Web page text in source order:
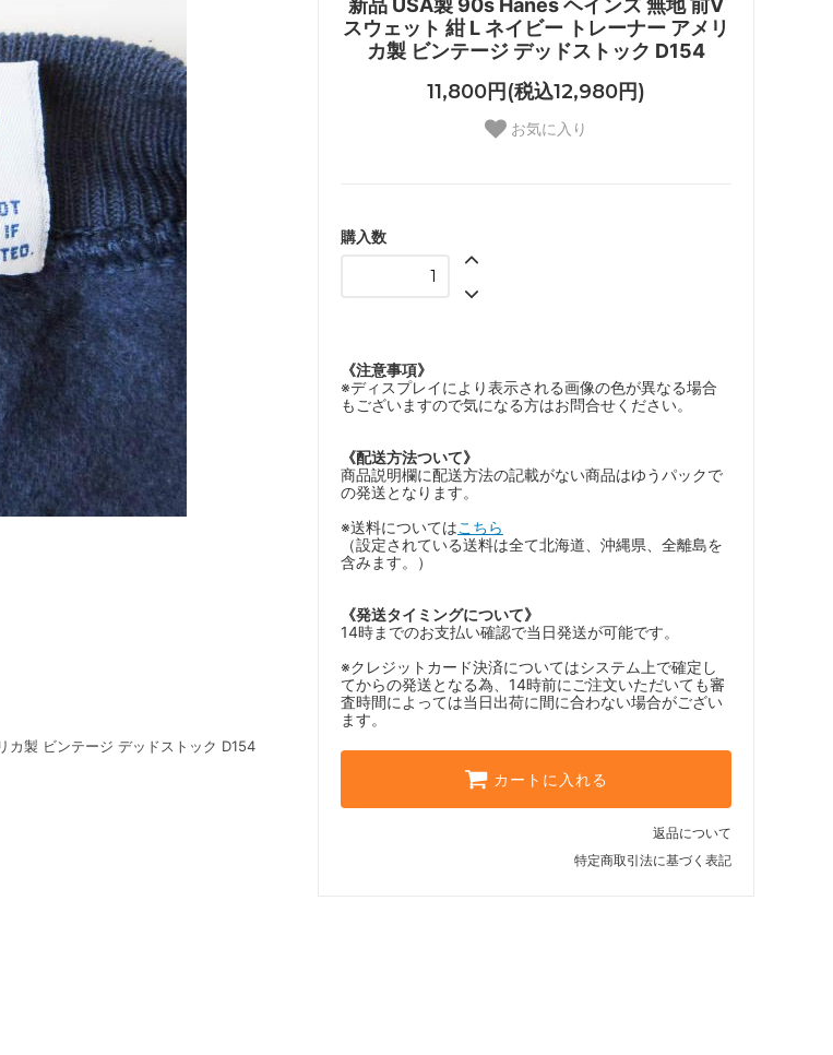
新品 USA製 90s Hanes ヘインズ 無地 前V
スウェット 紺 L ネイビー トレーナー アメリ
カ製 ビンテージ デッドストック D154
11,800円(税込12,980円)
お気に入り
購入数
《注意事項》
※ディスプレイにより表示される画像の色が異なる場合
もございますので気になる方はお問合せください。
《配送方法ついて》
商品説明欄に配送方法の記載がない商品はゆうパックで
の発送となります。
※送料についてはこちら
（設定されている送料は全て北海道、沖縄県、全離島を
含みます。）
《発送タイミングについて》
14時までのお支払い確認で当日発送が可能です。
※クレジットカード決済についてはシステム上で確定し
てからの発送となる為、14時前にご注文いただいても審
査時間によっては当日出荷に間に合わない場合がござい
ます。
カートに入れる
返品について
特定商取引法に基づく表記
製 ビンテージ デッドストック D154